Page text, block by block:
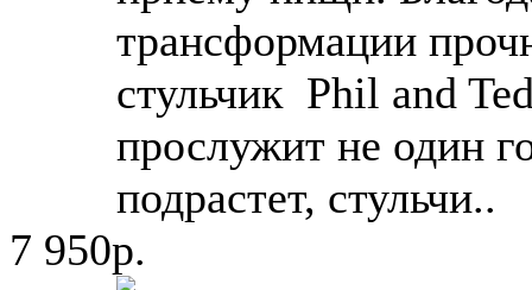
трансформации
стульчик Phil and
прослужит не один
подрастет, стульчи..
7 950р.